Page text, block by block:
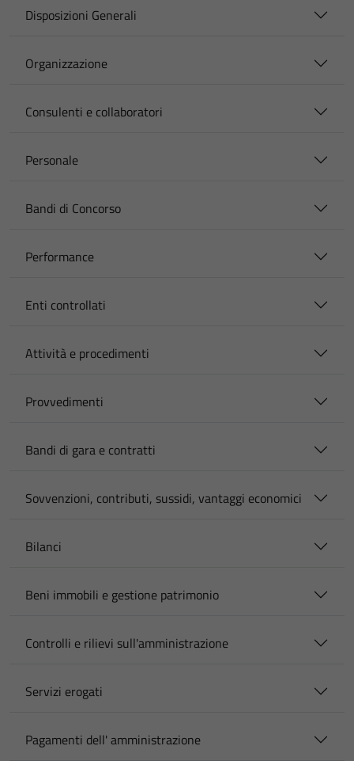
Disposizioni Generali
Organizzazione
Consulenti e collaboratori
Personale
Bandi di Concorso
Performance
Enti controllati
Attività e procedimenti
Provvedimenti
Bandi di gara e contratti
Sovvenzioni, contributi, sussidi, vantaggi economici
Bilanci
Beni immobili e gestione patrimonio
Controlli e rilievi sull'amministrazione
Servizi erogati
Pagamenti dell' amministrazione